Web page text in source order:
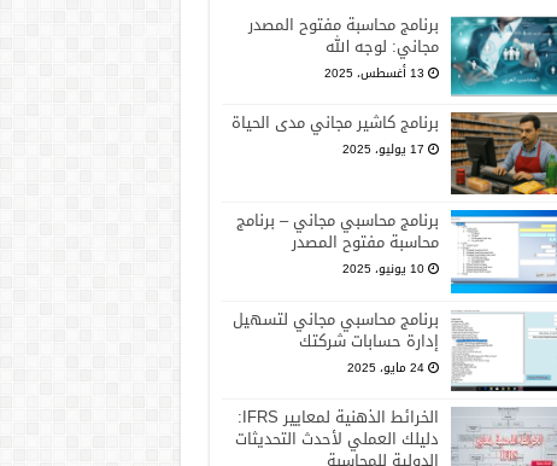
برنامج محاسبة مفتوح المصدر
مجاني: لوجه الله
13 أغسطس، 2025
برنامج كاشير مجاني مدى الحياة
17 يوليو، 2025
برنامج محاسبي مجاني – برنامج
محاسبة مفتوح المصدر
10 يونيو، 2025
برنامج محاسبي مجاني لتسهيل
إدارة حسابات شركتك
24 مايو، 2025
الخرائط الذهنية لمعايير IFRS:
دليلك العملي لأحدث التحديثات